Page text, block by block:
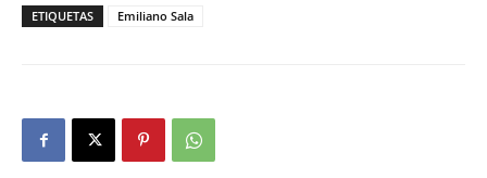
ETIQUETAS Emiliano Sala